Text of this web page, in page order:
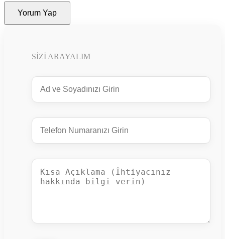
Yorum Yap
SIZI ARAYALIM